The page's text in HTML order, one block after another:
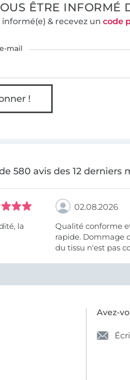
ÊTRE INFORMÉ
& recevez un code
mail
!
580 avis des 12 derniers
02.08.2026
Qualité conforme
rapide. Dommage
du tissu n'est pas
Avez-